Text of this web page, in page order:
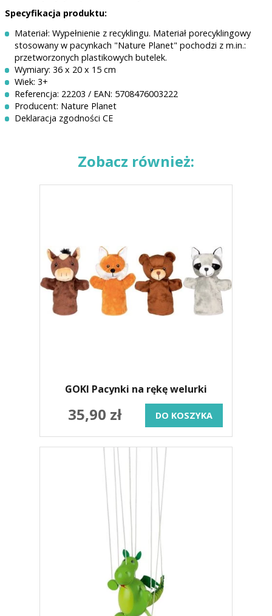
Specyfikacja produktu:
Materiał: Wypełnienie z recyklingu. Materiał porecyklingowy
stosowany w pacynkach "Nature Planet" pochodzi z m.in.:
przetworzonych plastikowych butelek.
Wymiary: 36 x 20 x 15 cm
Wiek: 3+
Referencja: 22203 / EAN: 5708476003222
Producent: Nature Planet
Deklaracja zgodności CE
Zobacz również:
GOKI Pacynki na rękę welurki
35,90 zł DO KOSZYKA